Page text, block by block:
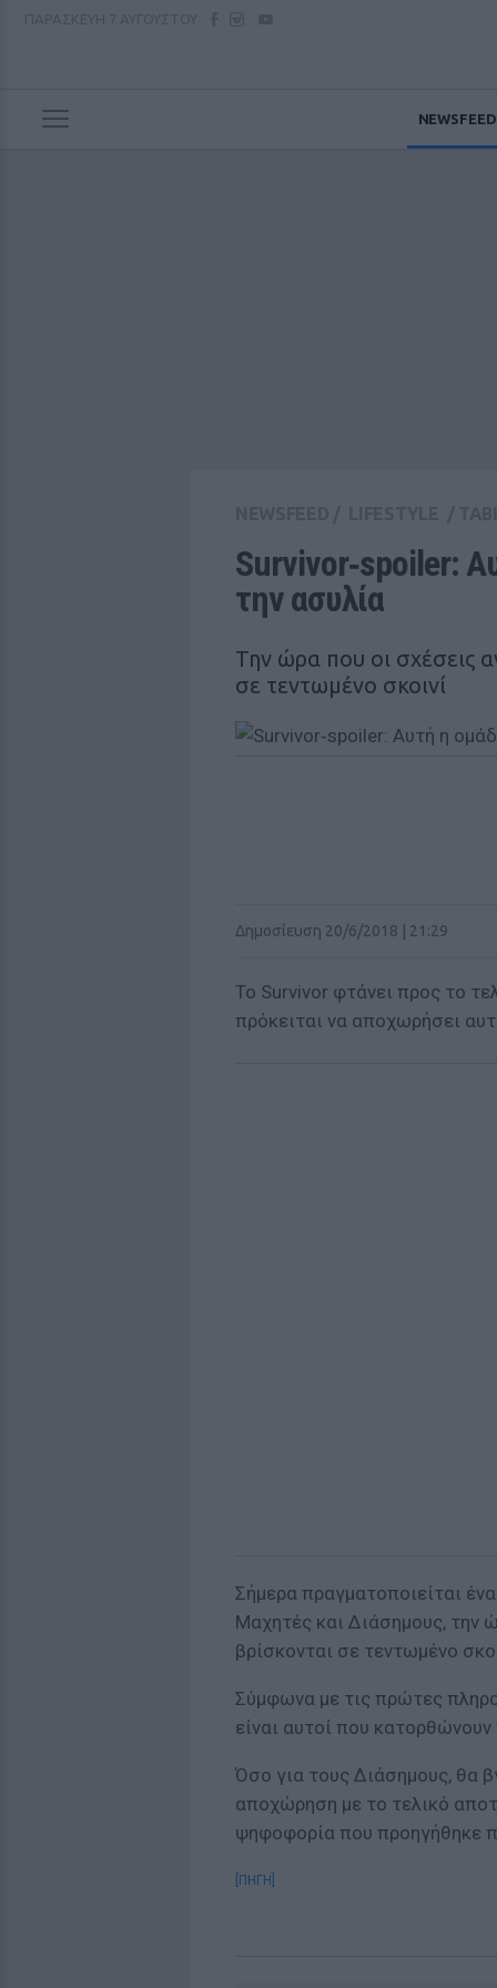
NEWSFEED
Survivor‑spoiler:
την ασυλία
Την ώρα που οι σχέσεις
σε τεντωμένο σκοινί
Δημοσίευση 20/6/2018 | 21:29
Το Survivor φτάνει προς το
πρόκειται να αποχωρήσει
Σήμερα πραγματοποιείται
Μαχητές και Διάσημους, την
βρίσκονται σε τεντωμένο
Σύμφωνα με τις πρώτες
είναι αυτοί που
Όσο για τους Διάσημους, θα
αποχώρηση με το τελικό
ψηφοφορία που προηγήθηκε
[ΠΗΓΗ]